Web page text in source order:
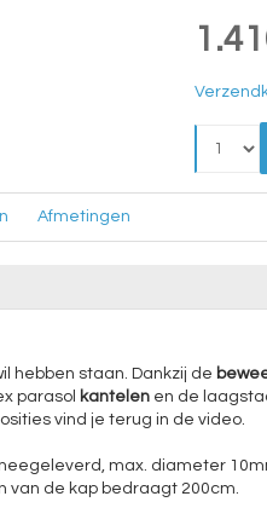
Afmetingen
hebben staan. Dankzij de
parasol kantelenen de
vind je terug in de video.
max. diameter
van de kap bedraagt 200cm.